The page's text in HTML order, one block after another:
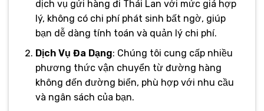
dịch vụ gửi hàng đi Thái Lan với mức giá hợp
lý, không có chi phí phát sinh bất ngờ, giúp
bạn dễ dàng tính toán và quản lý chi phí.
Dịch Vụ Đa Dạng: Chúng tôi cung cấp nhiều
phương thức vận chuyển từ đường hàng
không đến đường biển, phù hợp với nhu cầu
và ngân sách của bạn.